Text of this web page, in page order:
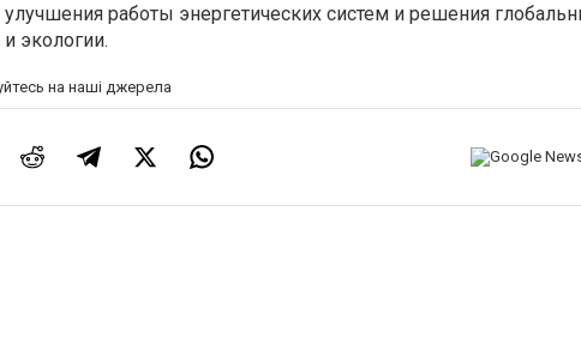
работы энергетических систем и решения
экологии.
на наші джерела